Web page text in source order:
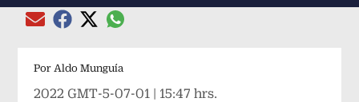
Compartir el artículo actual mediante Email
Compartir el artículo actual mediante Facebook
Compartir el artículo actual mediante Twitter
Compartir el artículo actual mediante
Por Aldo Munguía
2022 GMT-5-07-01 | 15:47 hrs.